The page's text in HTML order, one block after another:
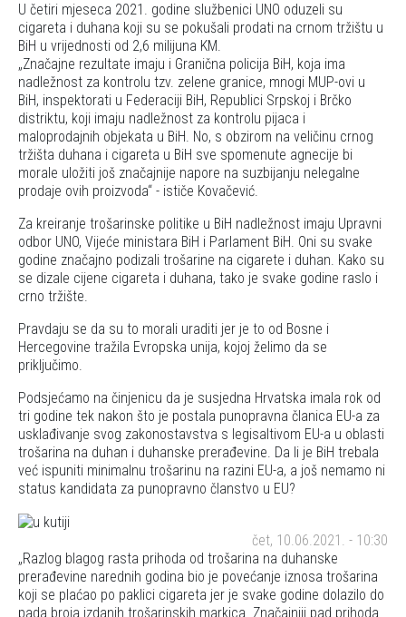
U četiri mjeseca 2021. godine službenici UNO oduzeli su
cigareta i duhana koji su se pokušali prodati na crnom tržištu u
BiH u vrijednosti od 2,6 milijuna KM.
Značajne rezultate imaju i Granična policija BiH, koja ima
nadležnost za kontrolu tzv. zelene granice, mnogi MUP-ovi u
BiH, inspektorati u Federaciji BiH, Republici Srpskoj i Brčko
distriktu, koji imaju nadležnost za kontrolu pijaca i
maloprodajnih objekata u BiH. No, s obzirom na veličinu crnog
tržišta duhana i cigareta u BiH sve spomenute agnecije bi
morale uložiti još značajnije napore na suzbijanju nelegalne
prodaje ovih proizvoda - ističe Kovačević.
Za kreiranje trošarinske politike u BiH nadležnost imaju Upravni
odbor UNO, Vijeće ministara BiH i Parlament BiH. Oni su svake
godine značajno podizali trošarine na cigarete i duhan. Kako su
se dizale cijene cigareta i duhana, tako je svake godine raslo i
crno tržište.
Pravdaju se da su to morali uraditi jer je to od Bosne i
Hercegovine tražila Evropska unija, kojoj želimo da se
priključimo.
Podsjećamo na činjenicu da je susjedna Hrvatska imala rok od
tri godine tek nakon što je postala punopravna članica EU-a za
usklađivanje svog zakonostavstva s legisaltivom EU-a u oblasti
trošarina na duhan i duhanske prerađevine. Da li je BiH trebala
već ispuniti minimalnu trošarinu na razini EU-a, a još nemamo ni
status kandidata za punopravno članstvo u EU?
čet, 10.06.2021. - 10:30
Razlog blagog rasta prihoda od trošarina na duhanske
prerađevine narednih godina bio je povećanje iznosa trošarina
koji se plaćao po paklici cigareta jer je svake godine dolazilo do
pada broja izdanih trošarinskih markica. Značajniji pad prihoda